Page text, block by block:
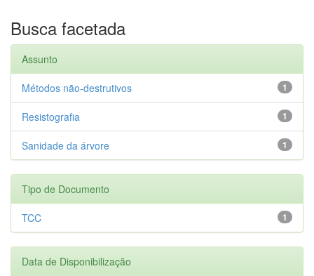
Busca facetada
Assunto
1
Métodos não-destrutivos
1
Resistografia
1
Sanidade da árvore
Tipo de Documento
1
TCC
Data de Disponibilização